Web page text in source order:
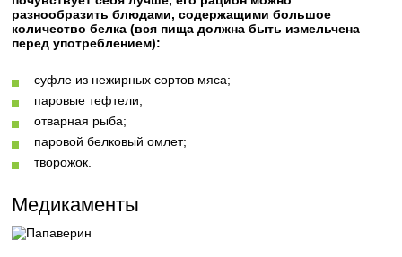
разнообразить блюдами, содержащими большое
количество белка (вся пища должна быть измельчена
перед употреблением):
суфле из нежирных сортов мяса;
паровые тефтели;
отварная рыба;
паровой белковый омлет;
творожок.
Медикаменты